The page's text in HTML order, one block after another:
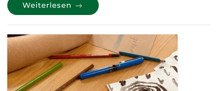
Weiterlesen